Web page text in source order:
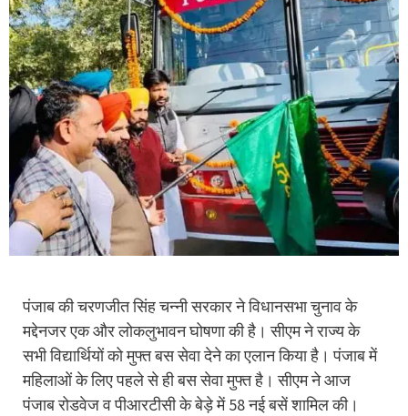
पंजाब की चरणजीत सिंह चन्नी सरकार ने विधानसभा चुनाव के
मद्देनजर एक और लोकलुभावन घोषणा की है। सीएम ने राज्य के
सभी विद्यार्थियों को मुफ्त बस सेवा देने का एलान किया है। पंजाब में
महिलाओं के लिए पहले से ही बस सेवा मुफ्त है। सीएम ने आज
पंजाब रोडवेज व पीआरटीसी के बेड़े में 58 नई बसें शामिल की।